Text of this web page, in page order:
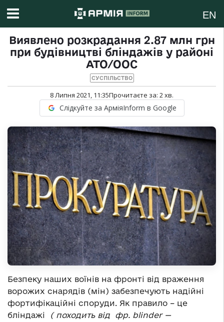
EN
Виявлено розкрадання 2.87 млн грн
при будівництві бліндажів у районі
АТО/ООС
СУСПІЛЬСТВО
8 Липня 2021, 11:35Прочитаєте за: 2хв.
Слідкуйте за АрміяInform в Google
Безпеку наших воїнів на фронті від враження
ворожих снарядів (мін) забезпечують надійні
фортифікаційні споруди. Як правило – це
бліндажі
( походить від
фр. blinder —